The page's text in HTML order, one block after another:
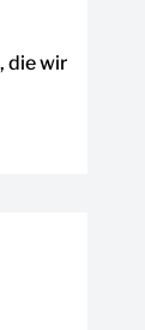
die wir